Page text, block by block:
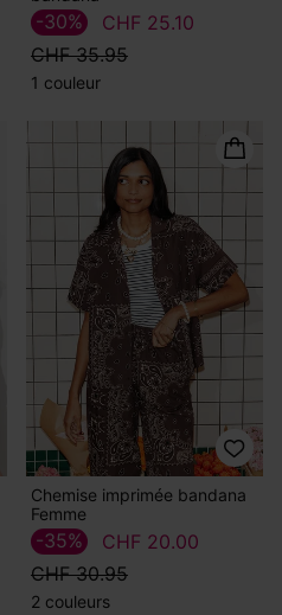
CHF 25.10
CHF 35.95
-30%
1 couleur
Chemise imprimée bandana
Femme
CHF 20.00
CHF 30.95
-35%
2 couleurs